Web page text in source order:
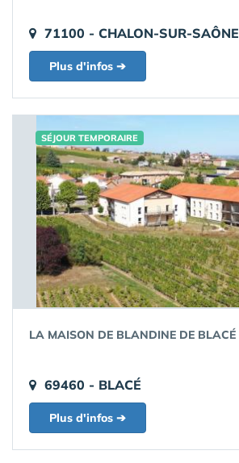
71100 - CHALON-SUR-SAÔNE
Plus d'infos ➔
SÉJOUR TEMPORAIRE
LA MAISON DE BLANDINE DE BLACÉ
69460 - BLACÉ
Plus d'infos ➔